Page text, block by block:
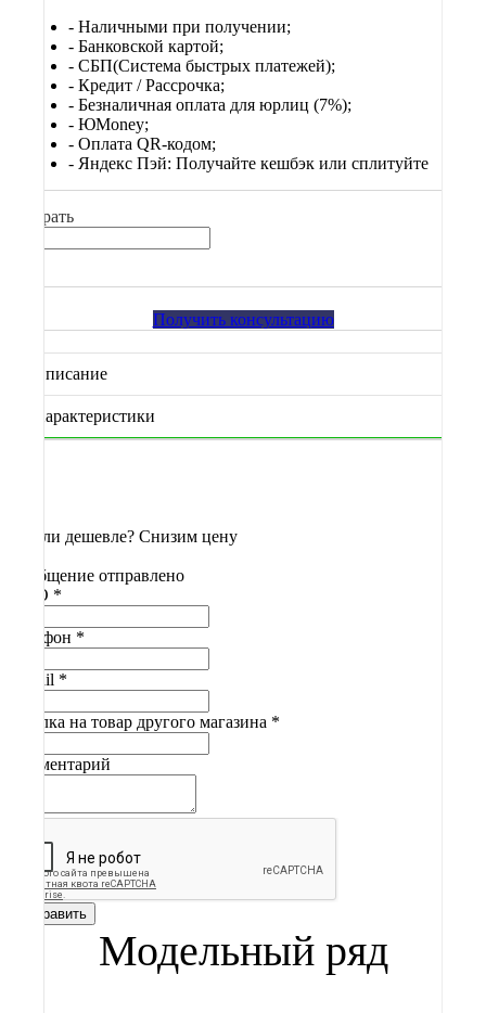
- Наличными при получении;
- Банковской картой;
- СБП(Система быстрых платежей);
- Кредит / Рассрочка;
- Безналичная оплата для юрлиц (7%);
- ЮМоney;
- Оплата QR-кодом;
- Яндекс Пэй: Получайте кешбэк или сплитуйте
Выбрать
Получить консультацию
Описание
Характеристики
Нашли дешевле? Снизим цену
Сообщение отправлено
ФИО *
Телефон *
E-mail *
Ссылка на товар другого магазина *
Комментарий
Отправить
Модельный ряд